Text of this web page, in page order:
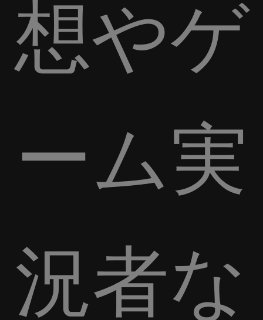
想やゲ
ーム実
況者な